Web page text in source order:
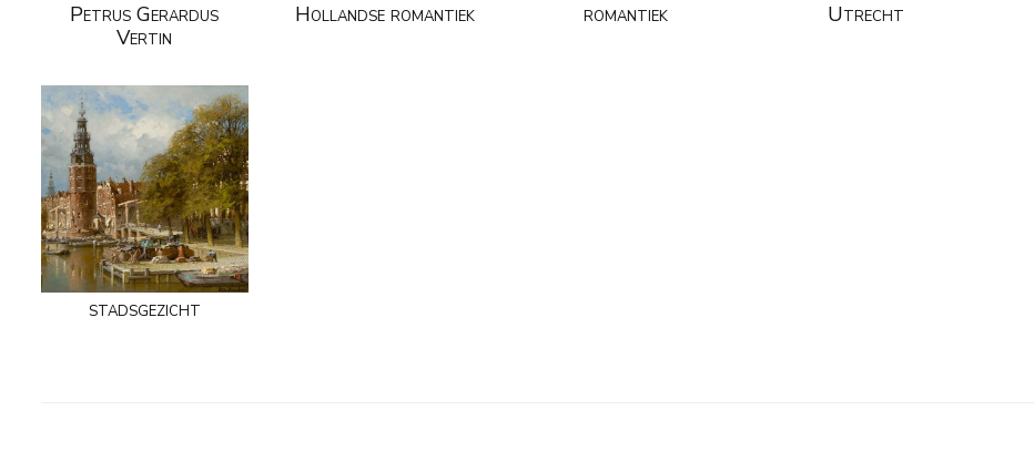
Petrus Gerardus
Vertin
Hollandse romantiek romantiek Utrecht
stadsgezicht